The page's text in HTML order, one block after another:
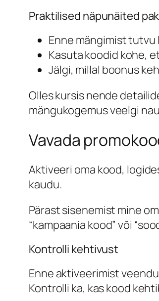
Praktilised näpunäited
Enne mängimist
Kasuta koodid kohe,
Jälgi, millal boonus
Olles kursis nende
mängukogemus veelgi
Vavada
Aktiveeri oma kood,
kaudu.
Pärast sisenemist mine
“kampaania kood” või
Kontrolli kehtivust
Enne aktiveerimist
Kontrolli ka, kas kood